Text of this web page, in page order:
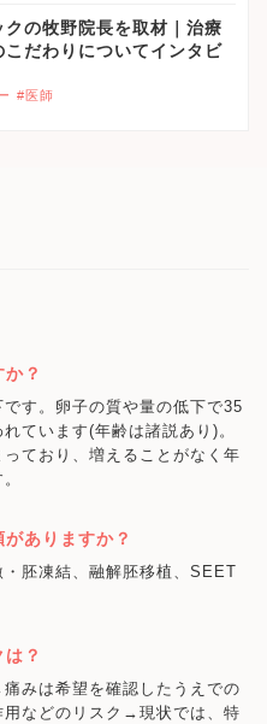
の牧野院長を取材｜治療
だわりについてインタビ
#医師
？
す。卵子の質や量の低下で35
ています(年齢は諸説あり)。
ており、増えることがなく年
ありますか？
胚凍結、融解胚移植、SEET
？
みは希望を確認したうえでの
用などのリスク→現状では、特